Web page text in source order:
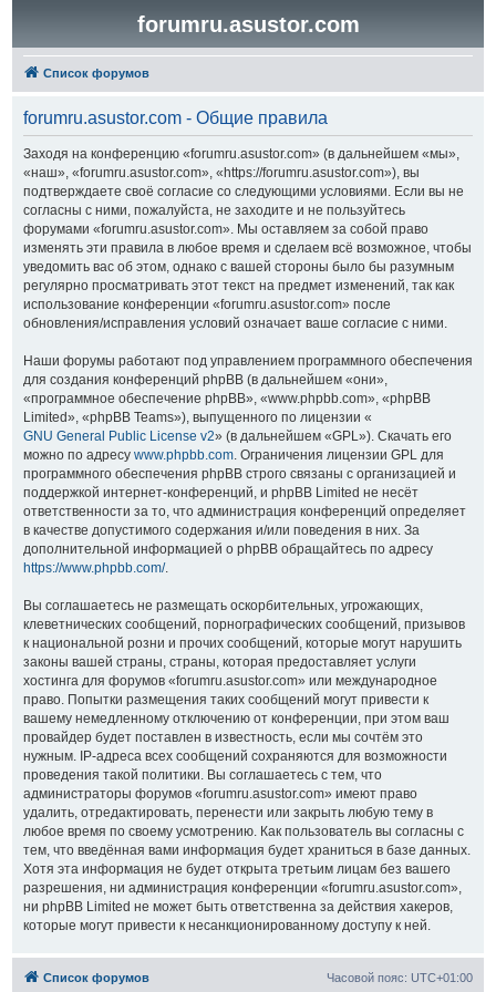
forumru.asustor.com
Список форумов
forumru.asustor.com - Общие правила
Заходя на конференцию «forumru.asustor.com» (в дальнейшем «мы»,
«наш», «forumru.asustor.com», «https://forumru.asustor.com»), вы
подтверждаете своё согласие со следующими условиями. Если вы не
согласны с ними, пожалуйста, не заходите и не пользуйтесь
форумами «forumru.asustor.com». Мы оставляем за собой право
изменять эти правила в любое время и сделаем всё возможное, чтобы
уведомить вас об этом, однако с вашей стороны было бы разумным
регулярно просматривать этот текст на предмет изменений, так как
использование конференции «forumru.asustor.com» после
обновления/исправления условий означает ваше согласие с ними.
Наши форумы работают под управлением программного обеспечения
для создания конференций phpBB (в дальнейшем «они»,
«программное обеспечение phpBB», «www.phpbb.com», «phpBB
Limited», «phpBB Teams»), выпущенного по лицензии «
GNU General Public License v2» (в дальнейшем «GPL»). Скачать его
можно по адресу www.phpbb.com. Ограничения лицензии GPL для
программного обеспечения phpBB строго связаны с организацией и
поддержкой интернет-конференций, и phpBB Limited не несёт
ответственности за то, что администрация конференций определяет
в качестве допустимого содержания и/или поведения в них. За
дополнительной информацией о phpBB обращайтесь по адресу
https://www.phpbb.com/.
Вы соглашаетесь не размещать оскорбительных, угрожающих,
клеветнических сообщений, порнографических сообщений, призывов
к национальной розни и прочих сообщений, которые могут нарушить
законы вашей страны, страны, которая предоставляет услуги
хостинга для форумов «forumru.asustor.com» или международное
право. Попытки размещения таких сообщений могут привести к
вашему немедленному отключению от конференции, при этом ваш
провайдер будет поставлен в известность, если мы сочтём это
нужным. IP-адреса всех сообщений сохраняются для возможности
проведения такой политики. Вы соглашаетесь с тем, что
администраторы форумов «forumru.asustor.com» имеют право
удалить, отредактировать, перенести или закрыть любую тему в
любое время по своему усмотрению. Как пользователь вы согласны с
тем, что введённая вами информация будет храниться в базе данных.
Хотя эта информация не будет открыта третьим лицам без вашего
разрешения, ни администрация конференции «forumru.asustor.com»,
ни phpBB Limited не может быть ответственна за действия хакеров,
которые могут привести к несанкционированному доступу к ней.
Список форумов Часовой пояс: UTC+01:00